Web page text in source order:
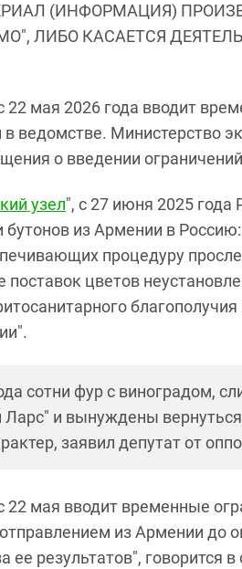
(ИНФОРМАЦИЯ)
ЛИБО КАСАЕТСЯ
22 мая 2026 года вводит
ведомстве. Министерство
о введении
узел", с 27 июня 2025 года
бутонов из Армении в
процедуру
поставок цветов
сотни фур с виноградом,
и вынуждены
заявил депутат от
22 мая вводит временные
из Армении до
ее результатов", говорится